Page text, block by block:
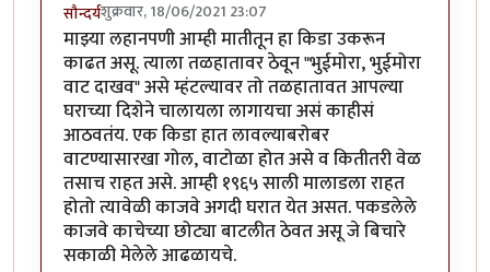
सौन्दर्यशुक्रवार, 18/06/2021 23:07
माझ्या लहानपणी आम्ही मातीतून हा किडा उकरून
काढत असू. त्याला तळहातावर ठेवून "भुईमोरा, भुईमोरा
वाट दाखव" असे म्हंटल्यावर तो तळहातावत आपल्या
घराच्या दिशेने चालायला लागायचा असं काहीसं
आठवतंय. एक किडा हात लावल्याबरोबर
वाटण्यासारखा गोल, वाटोळा होत असे व कितीतरी वेळ
तसाच राहत असे. आम्ही १९६५ साली मालाडला राहत
होतो त्यावेळी काजवे अगदी घरात येत असत. पकडलेले
काजवे काचेच्या छोट्या बाटलीत ठेवत असू जे बिचारे
सकाळी मेलेले आढळायचे.